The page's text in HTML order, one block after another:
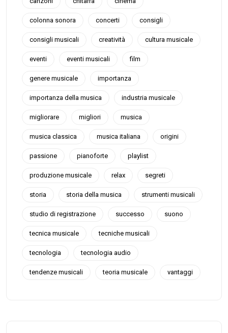
colonna sonora concerti consigli
consigli musicali creatività cultura musicale
eventi eventi musicali film
genere musicale importanza
importanza della musica industria musicale
migliorare migliori musica
musica classica musica italiana origini
passione pianoforte playlist
produzione musicale relax segreti
storia storia della musica strumenti musicali
studio di registrazione successo suono
tecnica musicale tecniche musicali
tecnologia tecnologia audio
tendenze musicali teoria musicale vantaggi